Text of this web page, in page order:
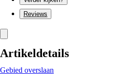
Reviews
Artikeldetails
Gebied overslaan